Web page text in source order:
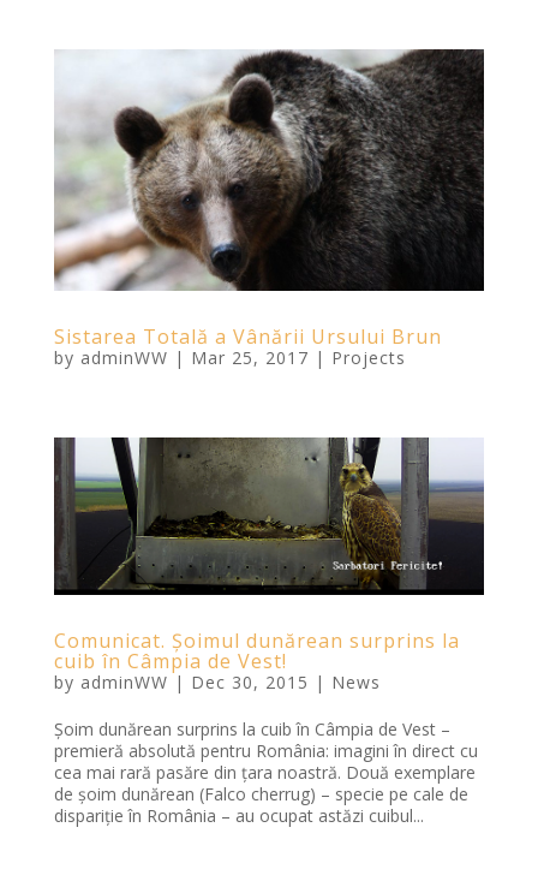
Sistarea Totală a Vânării Ursului Brun
by adminWW | Mar 25, 2017 | Projects
Comunicat. Șoimul dunărean surprins la
cuib în Câmpia de Vest!
by adminWW | Dec 30, 2015 | News
Șoim dunărean surprins la cuib în Câmpia de Vest –
premieră absolută pentru România: imagini în direct cu
cea mai rară pasăre din țara noastră. Două exemplare
de șoim dunărean (Falco cherrug) – specie pe cale de
dispariție în România – au ocupat astăzi cuibul...